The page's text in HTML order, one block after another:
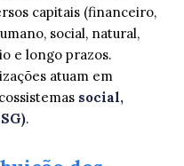
capitais (financeiro,
social, natural,
e longo prazos.
atuam em
social,
.